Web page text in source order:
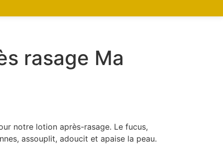
rasage Ma
notre lotion après-rasage. Le fucus,
assouplit, adoucit et apaise la peau.